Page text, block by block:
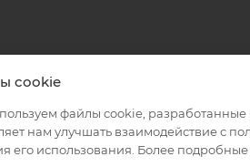
кит - интернет-магазин
cookie
файлы cookie,
нам улучшать взаимодействие с
его использования. Более